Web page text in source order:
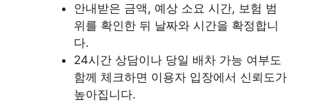
안내받은 금액, 예상 소요 시간, 보험 범
위를 확인한 뒤 날짜와 시간을 확정합니
다.
24시간 상담이나 당일 배차 가능 여부도
함께 체크하면 이용자 입장에서 신뢰도가
높아집니다.